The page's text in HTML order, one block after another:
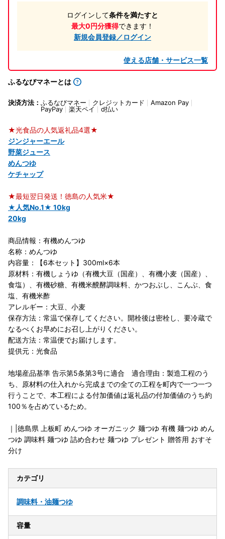
ログインして条件を満たすと
最大0円分獲得できます！
新規会員登録／ログイン
使える店舗・サービス一覧
ふるなびマネーとは
決済方法： ふるなびマネー クレジットカード
Amazon Pay
PayPay
楽天ペイ d払い
★光食品の人気返礼品4選★
ジンジャーエール
野菜ジュース
めんつゆ
ケチャップ
★最短翌日発送！徳島の人気米★
★人気No.1★ 10kg
20kg
商品情報：有機めんつゆ
名称：めんつゆ
内容量：【6本セット】300ml×6本
原材料：有機しょうゆ（有機大豆（国産）、有機小麦（国産）、
食塩）、有機砂糖、有機米醗酵調味料、かつおぶし、こんぶ、食
塩、有機米酢
アレルギー：大豆、小麦
保存方法：常温で保存してください。開栓後は密栓し、要冷蔵で
なるべくお早めにお召し上がりください。
配送方法：常温便でお届けします。
提供元：光食品
地場産品基準 告示第5条第3号に適合 適合理由：製造工程のう
ち、原材料の仕入れから完成までの全ての工程を町内で一つ一つ
行うことで、本工程による付加価値は返礼品の付加価値のうち約
100％を占めているため。
｜|徳島県 上板町 めんつゆ オーガニック 麺つゆ 有機 麺つゆ めん
つゆ 調味料 麺つゆ 詰め合わせ 麺つゆ プレゼント 贈答用 おすそ
分け
カテゴリ
調味料・油麺つゆ
容量